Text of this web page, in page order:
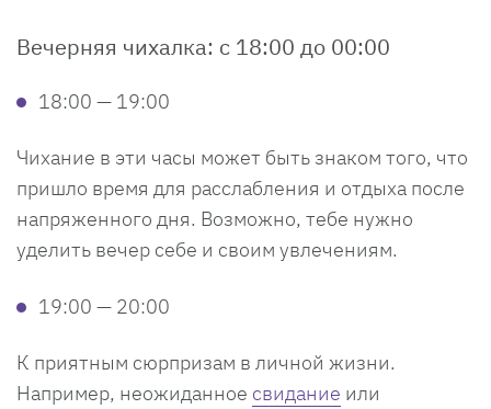
Вечерняя чихалка: с 18:00 до 00:00
18:00 — 19:00
Чихание в эти часы может быть знаком того, что
пришло время для расслабления и отдыха после
напряженного дня. Возможно, тебе нужно
уделить вечер себе и своим увлечениям.
19:00 — 20:00
К приятным сюрпризам в личной жизни.
Например, неожиданное свидание или